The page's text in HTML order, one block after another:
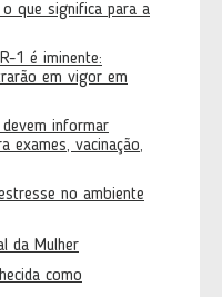
que significa para a
1 é iminente:
em vigor em
informar
exames, vacinação,
no ambiente
da Mulher
como